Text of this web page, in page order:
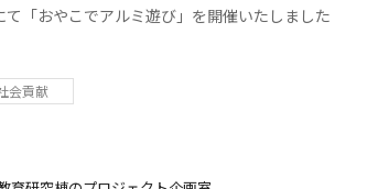
「おやこでアルミ遊び」を開催いたしました
会貢献